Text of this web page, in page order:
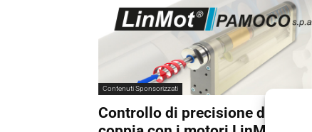
Contenuti Sponsorizzati
Controllo di precisione di forza e